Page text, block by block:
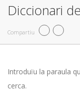
Diccionari
Compartiu
Introduïu la paraula
cerca.